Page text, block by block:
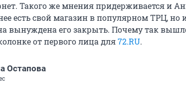
Такого же мнения придерживается и
есть свой магазин в популярном ТРЦ, но
вынуждена его закрыть. Почему так
от первого лица для72.RU.
Остапова